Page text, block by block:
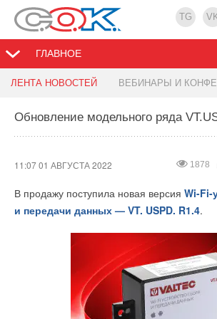
TG
ГЛАВНОЕ
ЛЕНТА НОВОСТЕЙ ВЕБИНАРЫ И
Обновление модельного ряда
1878
11:07 01 АВГУСТА 2022
В продажу поступила новая версия Wi-Fi-
и передачи данных — VT. USPD. R1.4.
Чиллеры BTC CM для систем
11:06 01 АВГУСТА 2022
XX Юбилейная отраслевая
14:30 29 ИЮЛЯ 2022
Европарламент отрицает
10:57 29 ИЮЛЯ 2022